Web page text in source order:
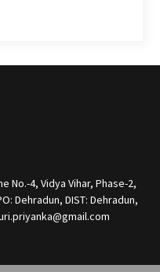
No.-4, Vidya Vihar, Phase-2,
Dehradun, DIST: Dehradun,